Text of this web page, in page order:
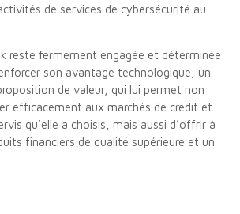
de services de cybersécurité au
reste fermement engagée et déterminée
son avantage technologique, un
de valeur, qui lui permet non
efficacement aux marchés de crédit et
qu’elle a choisis, mais aussi d’offrir à
financiers de qualité supérieure et un